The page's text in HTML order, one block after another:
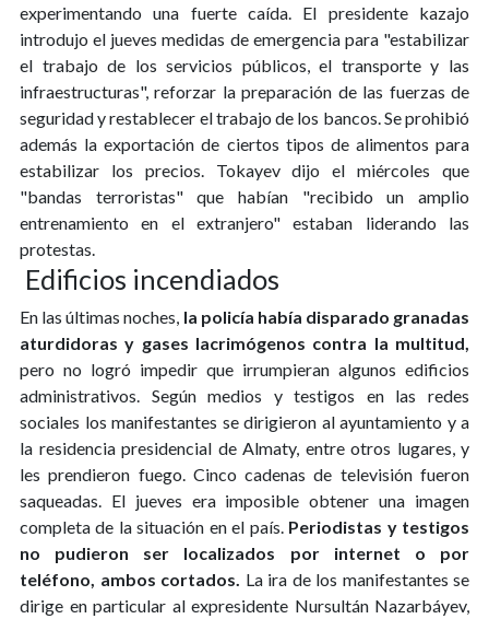
experimentando una fuerte caída. El presidente kazajo
introdujo el jueves medidas de emergencia para "estabilizar
el trabajo de los servicios públicos, el transporte y las
infraestructuras", reforzar la preparación de las fuerzas de
seguridad y restablecer el trabajo de los bancos. Se prohibió
además la exportación de ciertos tipos de alimentos para
estabilizar los precios. Tokayev dijo el miércoles que
"bandas terroristas" que habían "recibido un amplio
entrenamiento en el extranjero" estaban liderando las
protestas.
Edificios incendiados
En las últimas noches, la policía había disparado granadas
aturdidoras y gases lacrimógenos contra la multitud,
pero no logró impedir que irrumpieran algunos edificios
administrativos. Según medios y testigos en las redes
sociales los manifestantes se dirigieron al ayuntamiento y a
la residencia presidencial de Almaty, entre otros lugares, y
les prendieron fuego. Cinco cadenas de televisión fueron
saqueadas. El jueves era imposible obtener una imagen
completa de la situación en el país. Periodistas y testigos
no pudieron ser localizados por internet o por
teléfono, ambos cortados. La ira de los manifestantes se
dirige en particular al expresidente Nursultán Nazarbáyev,